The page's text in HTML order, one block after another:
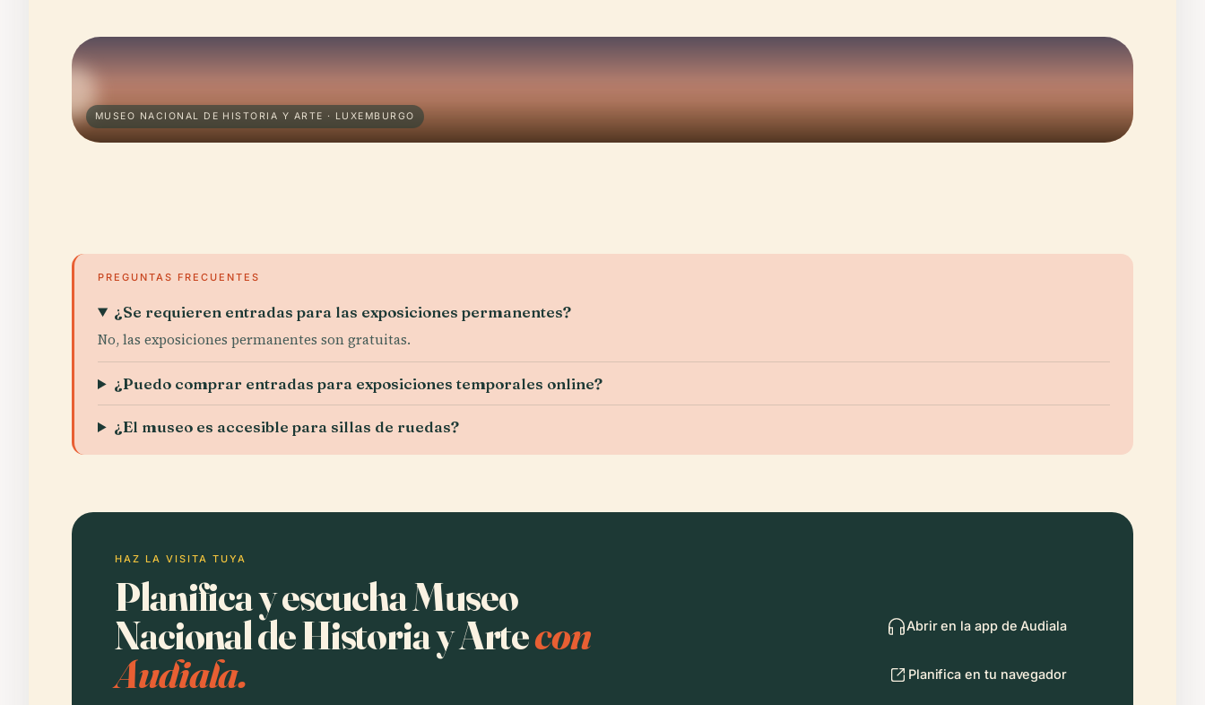
MUSEO NACIONAL DE HISTORIA Y ARTE · LUXEMBURGO
PREGUNTAS FRECUENTES
¿Se requieren entradas para las exposiciones permanentes?
No, las exposiciones permanentes son gratuitas.
¿Puedo comprar entradas para exposiciones temporales online?
¿El museo es accesible para sillas de ruedas?
HAZ LA VISITA TUYA
Planifica y escucha Museo
Nacional de Historia y Artecon
Audiala.
Abrir en la app de Audiala
Planifica en tu navegador